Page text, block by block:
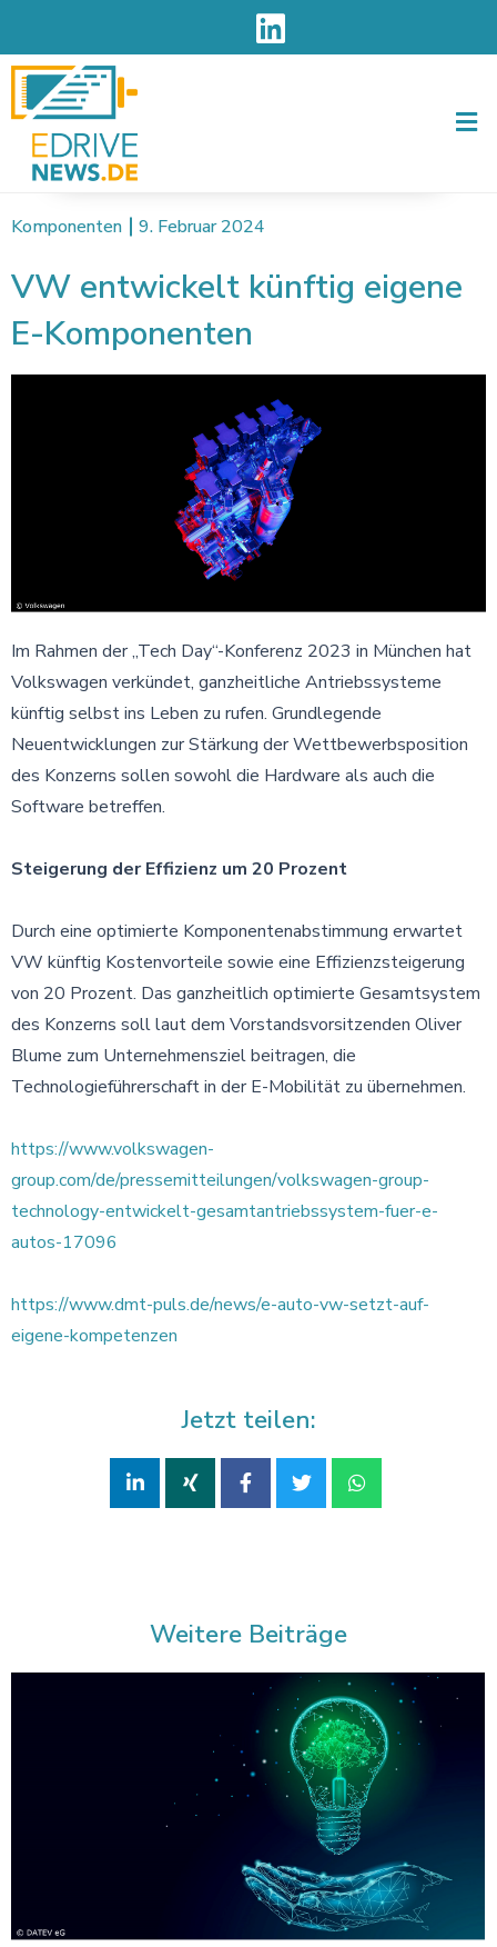
Komponenten 9. Februar 2024
VW entwickelt künftig eigene
E-Komponenten
Im Rahmen der „Tech Day“-Konferenz 2023 in München hat
Volkswagen verkündet, ganzheitliche Antriebssysteme
künftig selbst ins Leben zu rufen. Grundlegende
Neuentwicklungen zur Stärkung der Wettbewerbsposition
des Konzerns sollen sowohl die Hardware als auch die
Software betreffen.
Steigerung der Effizienz um 20 Prozent
Durch eine optimierte Komponentenabstimmung erwartet
VW künftig Kostenvorteile sowie eine Effizienzsteigerung
von 20 Prozent. Das ganzheitlich optimierte Gesamtsystem
des Konzerns soll laut dem Vorstandsvorsitzenden Oliver
Blume zum Unternehmensziel beitragen, die
Technologieführerschaft in der E-Mobilität zu übernehmen.
https://www.volkswagen-
group.com/de/pressemitteilungen/volkswagen-group-
technology-entwickelt-gesamtantriebssystem-fuer-e-
autos-17096
https://www.dmt-puls.de/news/e-auto-vw-setzt-auf-
eigene-kompetenzen
Jetzt teilen:
Weitere Beiträge